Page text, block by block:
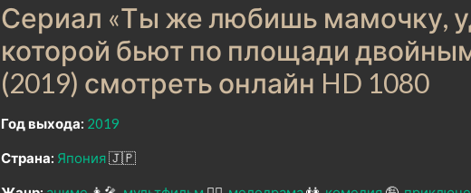
Сериал «Ты же любишь мамочку,
которой бьют по площади
(2019) смотреть онлайн HD 1080
Год выхода: 2019
Страна: Япония🇯🇵